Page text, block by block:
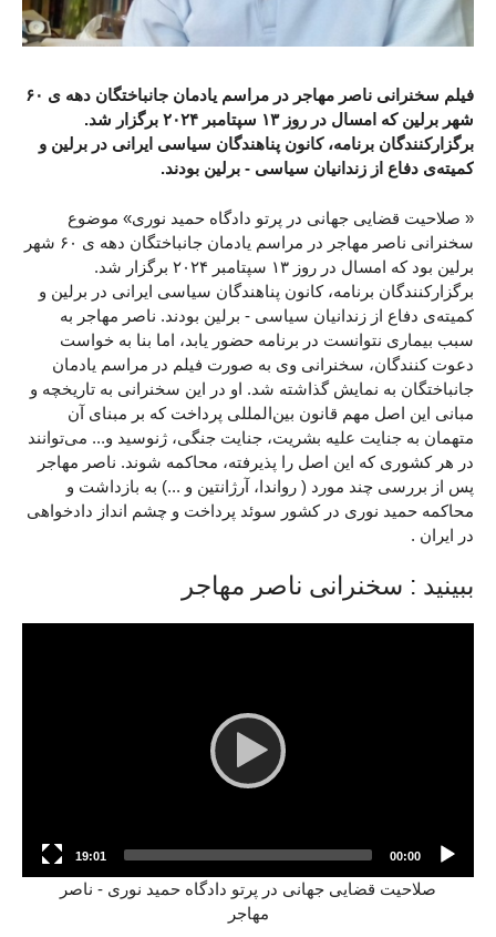
فیلم سخنرانی ناصر مهاجر در مراسم یادمان جانباختگان دهه ی ۶۰
شهر برلین که امسال در روز ۱۳ سپتامبر ۲۰۲۴ برگزار شد.
برگزارکنندگان برنامه، کانون پناهندگان سیاسی ایرانی در برلین و
کمیته‌ی دفاع از زندانیان سیاسی - برلین بودند.‌
« صلاحیت قضایی جهانی در پرتو دادگاه حمید نوری» موضوع
سخنرانی ناصر مهاجر در مراسم یادمان جانباختگان دهه ی ۶۰ شهر
برلین بود که امسال در روز ۱۳ سپتامبر ۲۰۲۴ برگزار شد.
برگزارکنندگان برنامه، کانون پناهندگان سیاسی ایرانی در برلین و
کمیته‌ی دفاع از زندانیان سیاسی - برلین بودند.‌ ناصر مهاجر به
سبب بیماری نتوانست در برنامه حضور یابد، اما بنا به خواست
دعوت کنندگان، سخنرانی وی به صورت فیلم در مراسم یادمان
جانباختگان به نمایش گذاشته شد. او در این سخنرانی به تاریخچه و
مبانی این اصل مهم قانون بین‌المللی پرداخت که بر مبنای آن
متهمان به جنایت علیه بشریت، جنایت جنگی، ژنوسید و... می‌توانند
در هر کشوری که این اصل را پذیرفته، محاکمه شوند. ناصر مهاجر
پس از بررسی چند مورد ( رواندا، آرژانتین و ...) به بازداشت و
محاکمه حمید نوری در کشور سوئد پرداخت و چشم انداز دادخواهی
در ایران .
ببینید : سخنرانی ناصر مهاجر
00:00
19:01
صلاحیت قضایی جهانی در پرتو دادگاه حمید نوری - ناصر
مهاجر